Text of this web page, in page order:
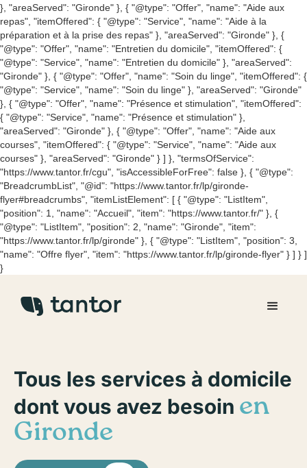
}, "areaServed": "Gironde" }, { "@type": "Offer", "name": "Aide aux
repas", "itemOffered": { "@type": "Service", "name": "Aide à la
préparation et à la prise des repas" }, "areaServed": "Gironde" }, {
"@type": "Offer", "name": "Entretien du domicile", "itemOffered": {
"@type": "Service", "name": "Entretien du domicile" }, "areaServed":
"Gironde" }, { "@type": "Offer", "name": "Soin du linge", "itemOffered": {
"@type": "Service", "name": "Soin du linge" }, "areaServed": "Gironde"
}, { "@type": "Offer", "name": "Présence et stimulation", "itemOffered":
{ "@type": "Service", "name": "Présence et stimulation" },
"areaServed": "Gironde" }, { "@type": "Offer", "name": "Aide aux
courses", "itemOffered": { "@type": "Service", "name": "Aide aux
courses" }, "areaServed": "Gironde" } ] }, "termsOfService":
"https://www.tantor.fr/cgu", "isAccessibleForFree": false }, { "@type":
"BreadcrumbList", "@id": "https://www.tantor.fr/lp/gironde-
flyer#breadcrumbs", "itemListElement": [ { "@type": "ListItem",
"position": 1, "name": "Accueil", "item": "https://www.tantor.fr/" }, {
"@type": "ListItem", "position": 2, "name": "Gironde", "item":
"https://www.tantor.fr/lp/gironde" }, { "@type": "ListItem", "position": 3,
"name": "Offre flyer", "item": "https://www.tantor.fr/lp/gironde-flyer" } ] } ]
}
Tous les services à domicile
dont vous avez besoin en
Gironde